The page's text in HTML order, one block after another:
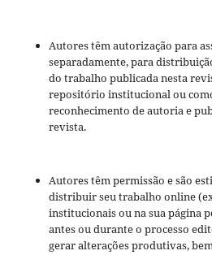
Autores têm autorização para
separadamente, para
do trabalho publicada nesta
repositório institucional ou
reconhecimento de autoria e
revista.
Autores têm permissão e são
distribuir seu trabalho online
institucionais ou na sua página
antes ou durante o processo
gerar alterações produtivas,